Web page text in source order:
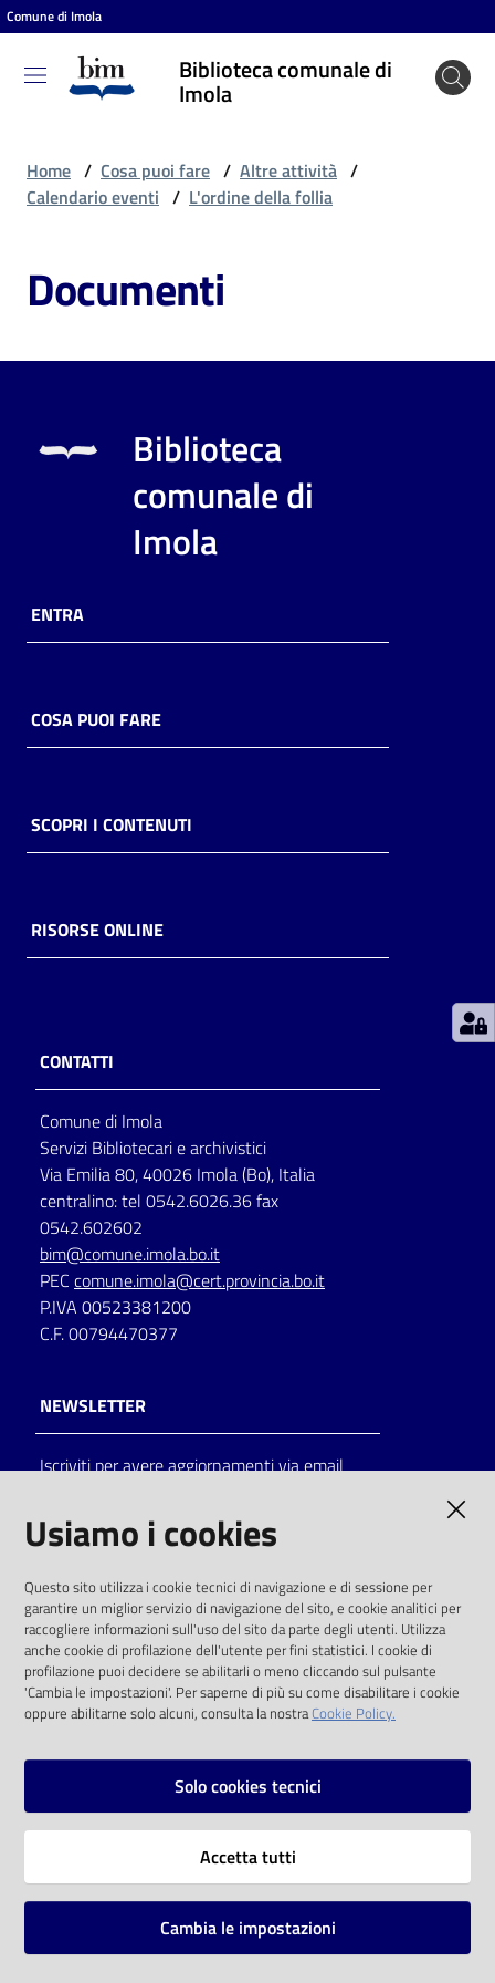
Vai al contenuto
Vai alla navigazione
Vai al footer
Comune di Imola
Biblioteca comunale di
Imola
Biblioteca
comunale
puoi
Risorse
online
Casa
Piani
storico
per
lettura
Seguici
su
Catalogo
on line
Eventi
Chiedi al
bibliotecario
Home / Cosa puoi fare / Altre attività /
Calendario eventi / L'ordine della follia
Documenti
Biblioteca
comunale di
Imola
ENTRA
COSA PUOI FARE
SCOPRI I CONTENUTI
RISORSE ONLINE
CONTATTI
Comune di Imola
Servizi Bibliotecari e archivistici
Via Emilia 80, 40026 Imola (Bo), Italia
centralino: tel 0542.6026.36 fax
0542.602602
bim@comune.imola.bo.it
PEC comune.imola@cert.provincia.bo.it
P.IVA 00523381200
C.F. 00794470377
NEWSLETTER
Iscriviti per avere aggiornamenti via email
solo alle condizioni previste dalla direttiva
comunitaria 2003/98/CE e dal d.lgs. 36/2006
SOCIAL
Instagram
Vai alla pagina
Mappa del sito
Usiamo i cookies
Questo sito utilizza i cookie tecnici di navigazione e di sessione per
garantire un miglior servizio di navigazione del sito, e cookie analitici per
raccogliere informazioni sull'uso del sito da parte degli utenti. Utilizza
anche cookie di profilazione dell'utente per fini statistici. I cookie di
profilazione puoi decidere se abilitarli o meno cliccando sul pulsante
'Cambia le impostazioni'. Per saperne di più su come disabilitare i cookie
oppure abilitarne solo alcuni, consulta la nostraCookie Policy.
Solo cookies tecnici
Accetta tutti
Cambia le impostazioni